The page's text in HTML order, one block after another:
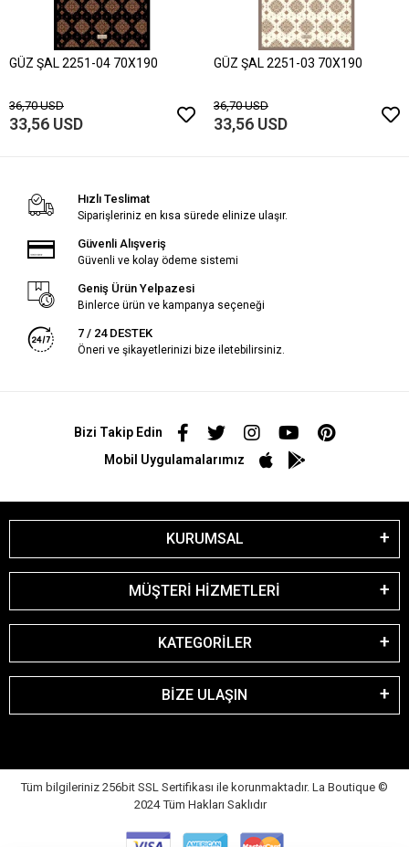
GÜZ ŞAL 2251-04 70X190
36,70 USD
33,56 USD
GÜZ ŞAL 2251-03 70X190
36,70 USD
33,56 USD
Hızlı Teslimat
Siparişleriniz en kısa sürede elinize ulaşır.
Güvenli Alışveriş
Güvenli ve kolay ödeme sistemi
Geniş Ürün Yelpazesi
Binlerce ürün ve kampanya seçeneği
7 / 24 DESTEK
Öneri ve şikayetlerinizi bize iletebilirsiniz.
Bizi Takip Edin
Mobil Uygulamalarımız
KURUMSAL
MÜŞTERİ HİZMETLERİ
KATEGORİLER
BİZE ULAŞIN
Tüm bilgileriniz 256bit SSL Sertifikası ile korunmaktadır. La Boutique ©
2024 Tüm Hakları Saklıdır